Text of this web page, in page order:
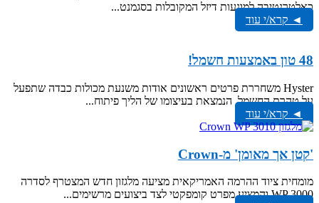
כאלטרנטיבה למונעות דיזל המקובלות בסגמנט...
◄ קרא/י עוד
48 טון באמצעות חשמל!
Hyster משחררת פרטים ראשונים אודות משנעת מכולות כבדה שתפעל
על טהרת החשמל, הנמצאת בעיצומו של הליך פיתוח...
◄ קרא/י עוד
'קטן אך מאומן' מ-Crown
מומחית ציוד ההרמה האמריקאית מציעה מלגזון חדש המצטרף לסדרה
WP 3000 והמציע מפרט קומפקטי לצד ביצועים מרשימים...